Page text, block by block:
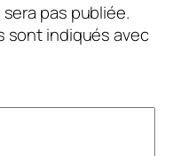
pas publiée.
sont indiqués avec